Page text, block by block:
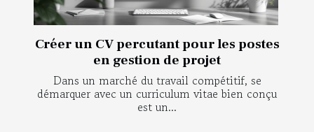
Créer un CV percutant pour les postes
en gestion de projet
Dans un marché du travail compétitif, se
démarquer avec un curriculum vitae bien conçu
est un...